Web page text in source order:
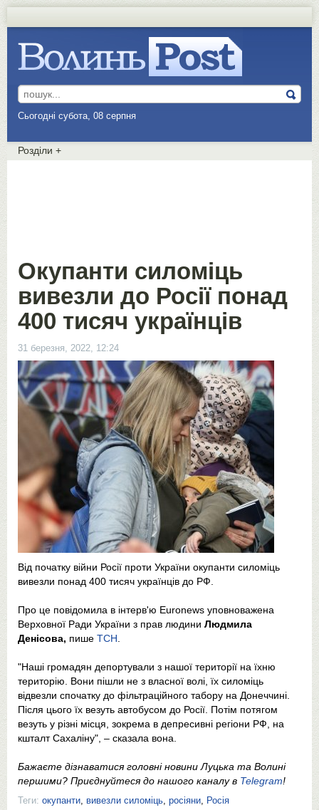
Сьогодні субота, 08 серпня
Розділи +
Окупанти силоміць
вивезли до Росії понад
400 тисяч українців
31 березня, 2022, 12:24
Від початку війни Росії проти України окупанти силоміць
вивезли понад 400 тисяч українців до РФ.
Про це повідомила в інтерв'ю Euronews уповноважена
Верховної Ради України з прав людини Людмила
Денісова, пише ТСН
"Наші громадян депортували з нашої території на їхню
територію. Вони пішли не з власної волі, їх силоміць
відвезли спочатку до фільтраційного табору на Донеччині.
Після цього їх везуть автобусом до Росії. Потім потягом
везуть у різні місця, зокрема в депресивні регіони РФ, на
кшталт Сахаліну", – сказала вона.
Бажаєте дізнаватися головні новини Луцька та Волині
першими? Приєднуйтеся до нашого каналу в Telegram!
Теги: окупанти, вивезли силоміць, росіяни, Росія